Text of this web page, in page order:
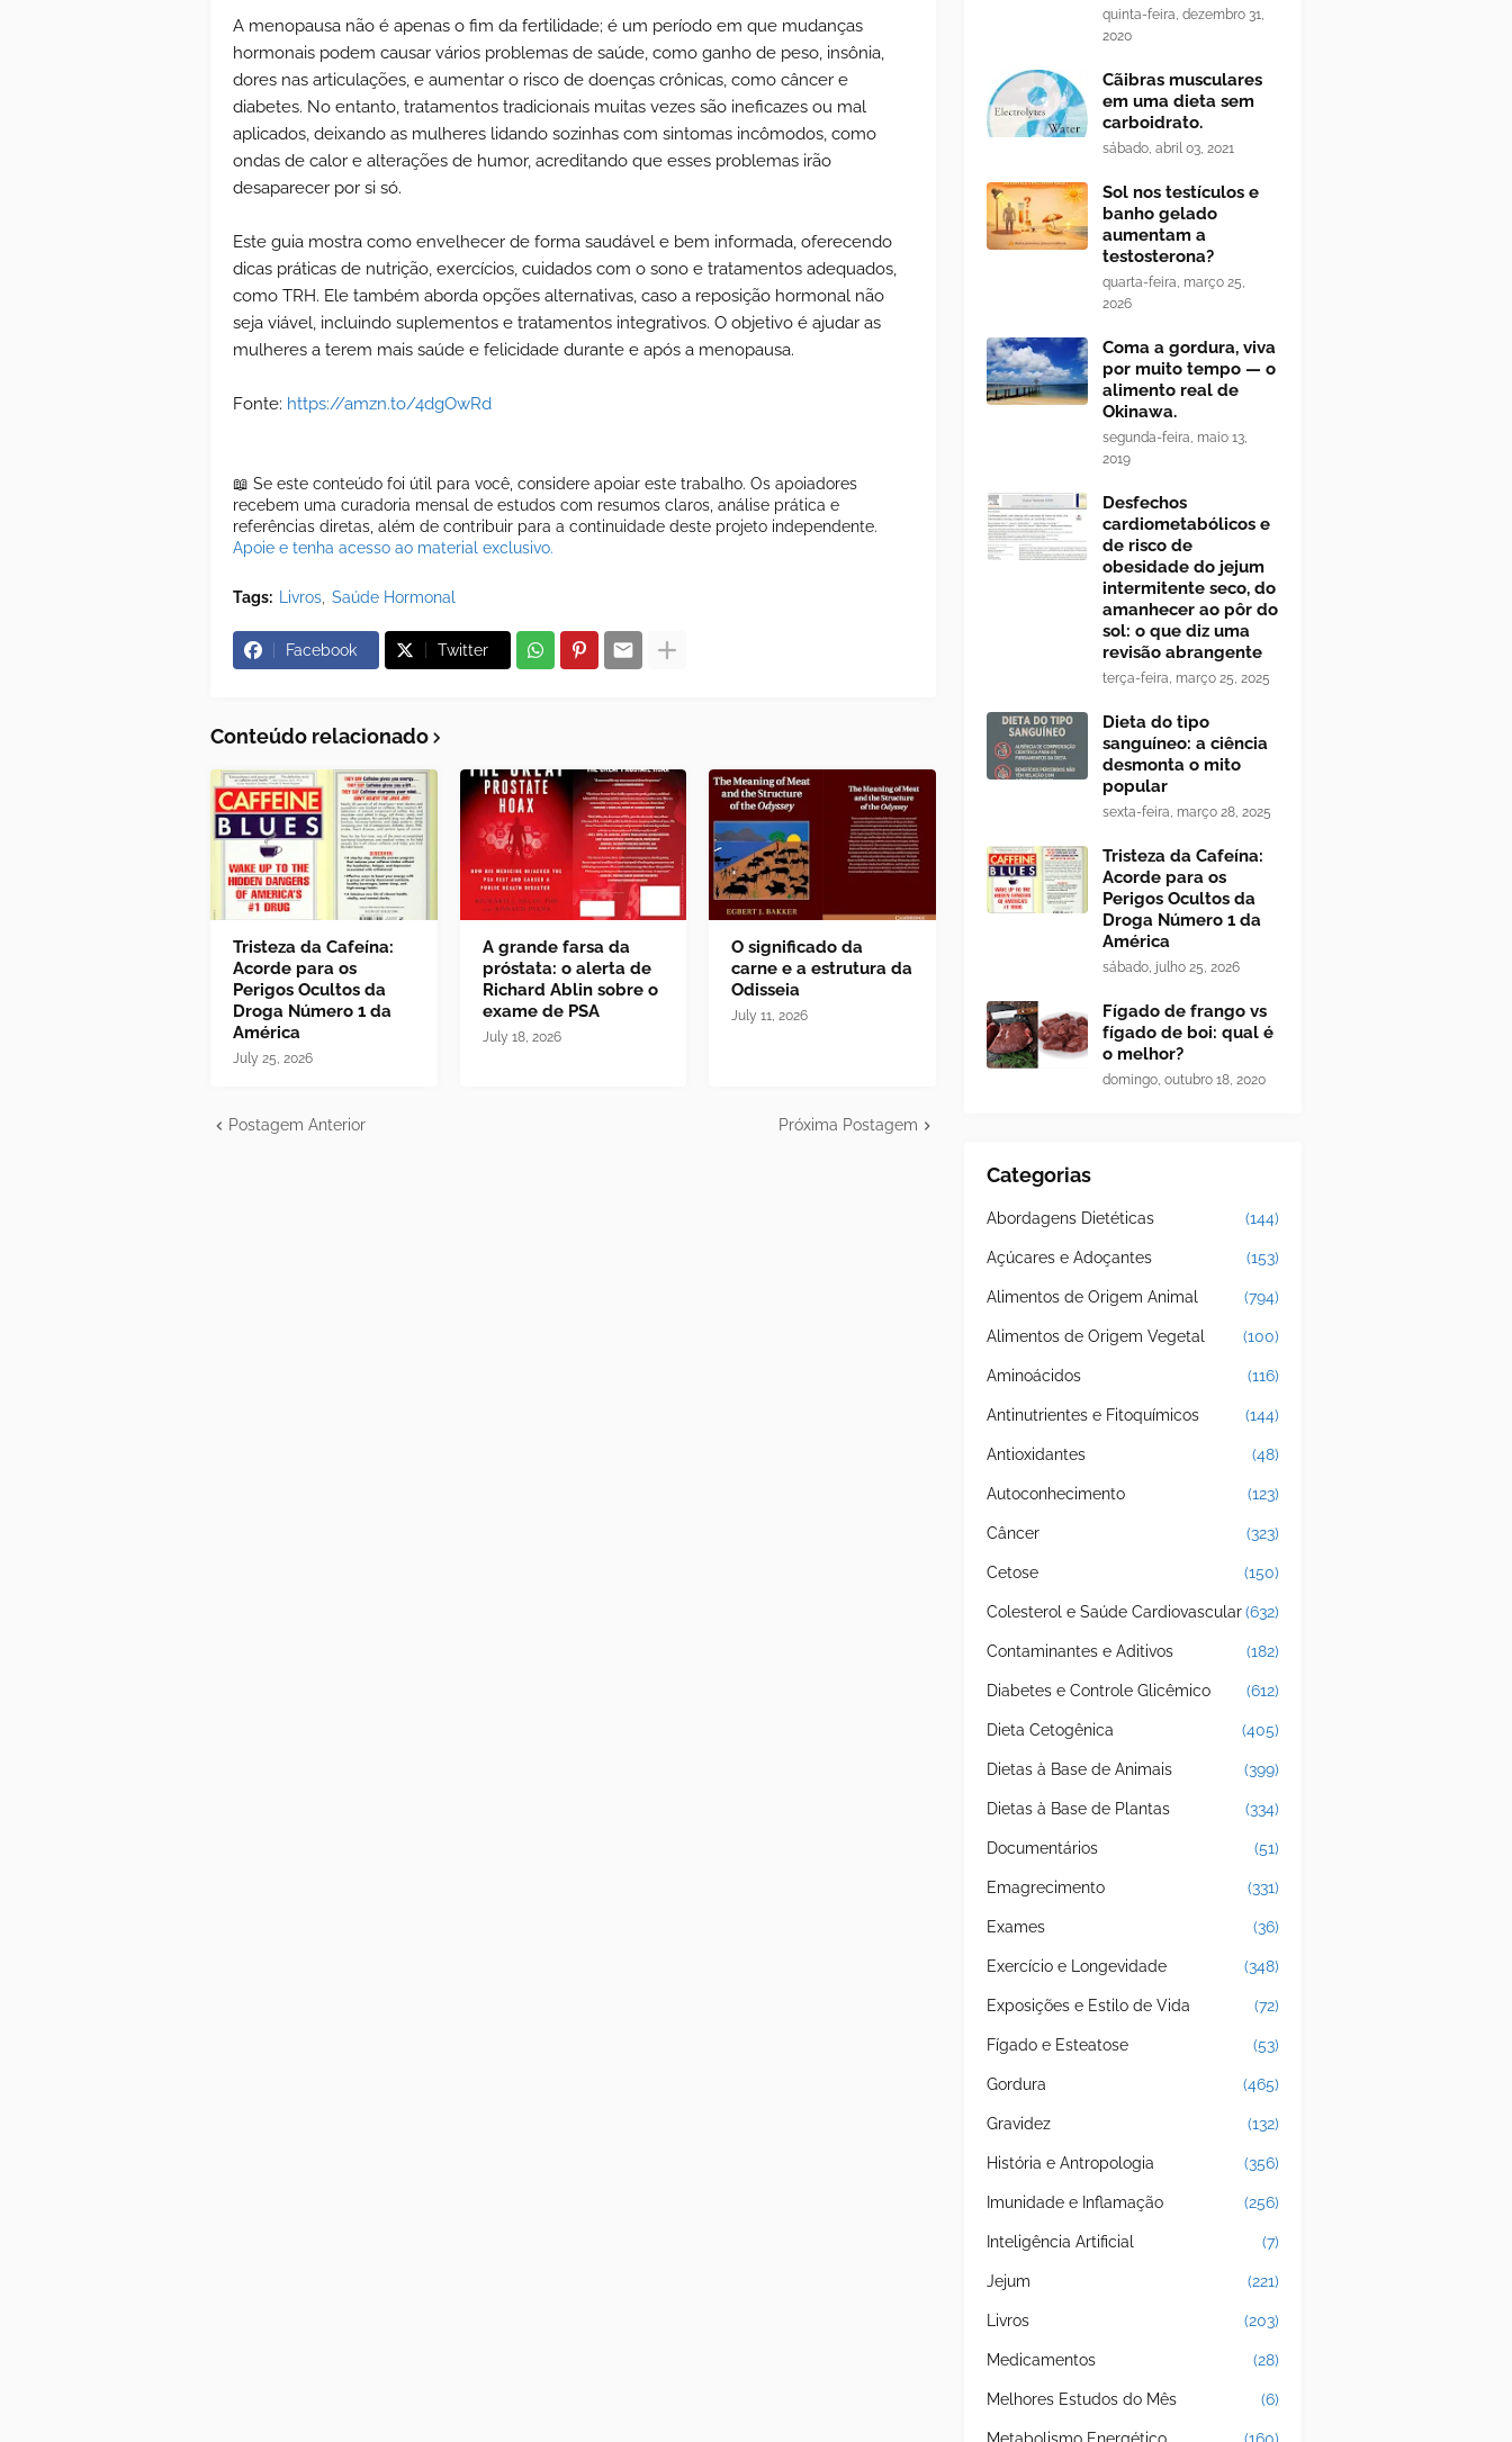
A menopausa não é apenas o fim da fertilidade; é um período em que mudanças
hormonais podem causar vários problemas de saúde, como ganho de peso, insônia,
dores nas articulações, e aumentar o risco de doenças crônicas, como câncer e
diabetes. No entanto, tratamentos tradicionais muitas vezes são ineficazes ou mal
aplicados, deixando as mulheres lidando sozinhas com sintomas incômodos, como
ondas de calor e alterações de humor, acreditando que esses problemas irão
desaparecer por si só.
Este guia mostra como envelhecer de forma saudável e bem informada, oferecendo
dicas práticas de nutrição, exercícios, cuidados com o sono e tratamentos adequados,
como TRH. Ele também aborda opções alternativas, caso a reposição hormonal não
seja viável, incluindo suplementos e tratamentos integrativos. O objetivo é ajudar as
mulheres a terem mais saúde e felicidade durante e após a menopausa.
Fonte: https://amzn.to/4dgOwRd
📖 Se este conteúdo foi útil para você, considere apoiar este trabalho. Os apoiadores
recebem uma curadoria mensal de estudos com resumos claros, análise prática e
referências diretas, além de contribuir para a continuidade deste projeto independente.
Apoie e tenha acesso ao material exclusivo.
Tags: Livros Saúde Hormonal
Facebook Twitter
Conteúdo relacionado
Tristeza da Cafeína:
Acorde para os
Perigos Ocultos da
Droga Número 1 da
América
July 25, 2026
A grande farsa da
próstata: o alerta de
Richard Ablin sobre o
exame de PSA
July 18, 2026
O significado da
carne e a estrutura da
Odisseia
July 11, 2026
Postagem Anterior Próxima Postagem
quinta-feira, dezembro 31,
2020
Cãibras musculares
em uma dieta sem
carboidrato.
sábado, abril 03, 2021
Sol nos testículos e
banho gelado
aumentam a
testosterona?
quarta-feira, março 25,
2026
Coma a gordura, viva
por muito tempo — o
alimento real de
Okinawa.
segunda-feira, maio 13,
2019
Desfechos
cardiometabólicos e
de risco de
obesidade do jejum
intermitente seco, do
amanhecer ao pôr do
sol: o que diz uma
revisão abrangente
terça-feira, março 25, 2025
Dieta do tipo
sanguíneo: a ciência
desmonta o mito
popular
sexta-feira, março 28, 2025
Tristeza da Cafeína:
Acorde para os
Perigos Ocultos da
Droga Número 1 da
América
sábado, julho 25, 2026
Fígado de frango vs
fígado de boi: qual é
o melhor?
domingo, outubro 18, 2020
Categorias
Abordagens Dietéticas (144)
Açúcares e Adoçantes (153)
Alimentos de Origem Animal (794)
Alimentos de Origem Vegetal (100)
Aminoácidos (116)
Antinutrientes e Fitoquímicos (144)
Antioxidantes (48)
Autoconhecimento (123)
Câncer (323)
Cetose (150)
Colesterol e Saúde Cardiovascular(632)
Contaminantes e Aditivos (182)
Diabetes e Controle Glicêmico (612)
Dieta Cetogênica (405)
Dietas à Base de Animais (399)
Dietas à Base de Plantas (334)
Documentários (51)
Emagrecimento (331)
Exames (36)
Exercício e Longevidade (348)
Exposições e Estilo de Vida (72)
Fígado e Esteatose (53)
Gordura (465)
Gravidez (132)
História e Antropologia (356)
Imunidade e Inflamação (256)
Inteligência Artificial (7)
Jejum (221)
Livros (203)
Medicamentos (28)
Melhores Estudos do Mês (6)